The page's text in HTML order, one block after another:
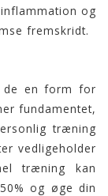
og
fremskridt.
de en form for
fundamentet,
træning
vedligeholder
træning kan
og øge din